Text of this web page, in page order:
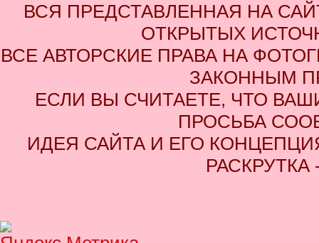
ВСЯ ПРЕДСТАВЛЕННАЯ НА
ОТКРЫТЫХ
ВСЕ АВТОРСКИЕ ПРАВА НА
ЗАКОННЫМ
ЕСЛИ ВЫ СЧИТАЕТЕ, ЧТО
ПРОСЬБА
ИДЕЯ САЙТА И ЕГО
РАСКРУТКА